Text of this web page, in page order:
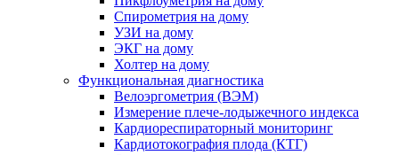
Спирометрия на дому
УЗИ на дому
ЭКГ на дому
Холтер на дому
Функциональная диагностика
Велоэргометрия (ВЭМ)
Измерение плече-лодыжечного индекса
Кардиореспираторный мониторинг
Кардиотокография плода (КТГ)